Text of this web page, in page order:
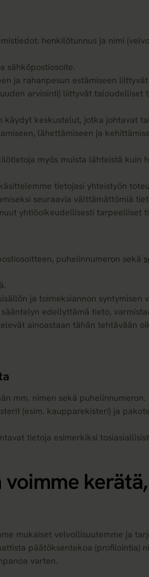
henkilötunnus ja nimi
sähköpostiosoite.
ja rahanpesun estämiseen
arviointi) liittyvät taloudelliset
keskustelut, jotka johtavat
lähettämiseen ja
myös muista lähteistä kuin
tietojasi yhteistyön
seuraavia välttämättömiä
yhtiöoikeudellisesti tarpeelliset
puhelinnumeron sekä
ja toimeksiannon syntymisen
edellyttämä tieto,
ainoastaan tähän tehtävään
mm. nimen sekä puhelinnumeron.
(esim. kaupparekisteri) ja
tietoja esimerkiksi
mukaiset velvollisuutemme ja
päätöksentekoa (profilointia)
varten.